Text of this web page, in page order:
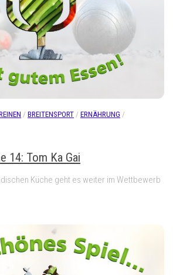
/ BREITENSPORT / ERNÄHRUNG /
14: Tom Ka Gai
Küche geht es weiter im Wettbewerb